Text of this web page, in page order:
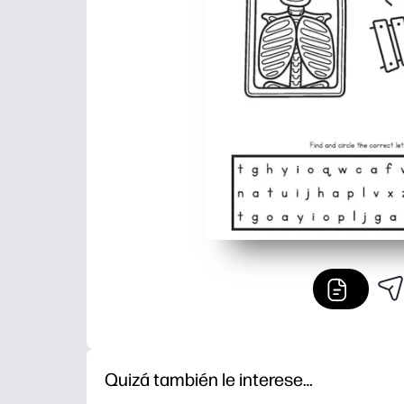
Quizá también le interese…